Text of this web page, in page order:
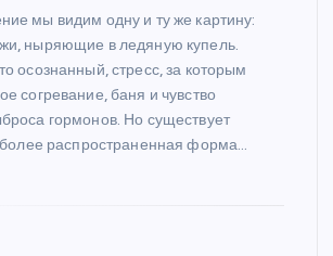
мы видим одну и ту же картину:
ныряющие в ледяную купель.
осознанный, стресс, за которым
согревание, баня и чувство
гормонов. Но существует
более распространенная форма…